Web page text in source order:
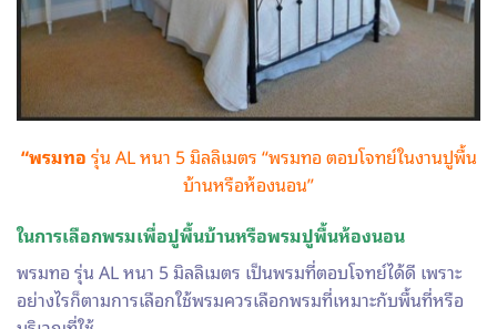
“พรมทอรุ่น AL หนา 5 มิลลิเมตร “พรมทอ ตอบโจทย์ในงานปูพื้น
บ้านหรือห้องนอน”
ในการเลือกพรมเพื่อปูพื้นบ้านหรือพรมปูพื้นห้องนอน
พรมทอ รุ่น AL หนา 5 มิลลิเมตร เป็นพรมที่ตอบโจทย์ได้ดี เพราะ
อย่างไรก็ตามการเลือกใช้พรมควรเลือกพรมที่เหมาะกับพื้นที่หรือ